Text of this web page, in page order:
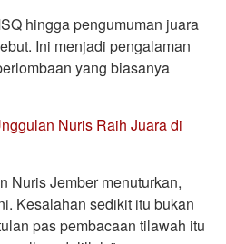
hingga pengumuman juara
Ini menjadi pengalaman
yang biasanya
Nuris Raih Juara di
Nuris Jember menuturkan,
Kesalahan sedikit itu bukan
pas pembacaan tilawah itu